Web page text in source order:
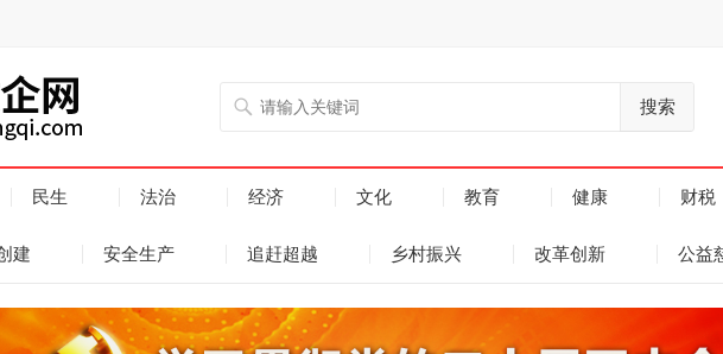
搜索
民生 法治 经济 文化 教育 健康 财税
建 安全生产 追赶超越 乡村振兴 改革创新 公益